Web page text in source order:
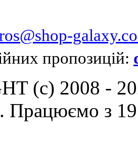
пропозицій:
(c) 2008 -
Працюємо з